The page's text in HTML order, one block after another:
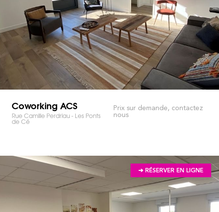
Coworking ACS
Rue Camille Perdriau - Les Ponts
de Cé
Prix sur demande, contactez
nous
➔ RÉSERVER EN LIGNE